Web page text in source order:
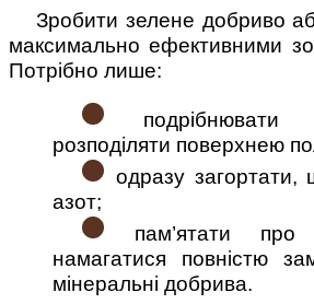
Зробити зелене добриво
максимально ефективними
Потрібно лише:
подрібнювати
розподіляти поверхнею
одразу
азот;
пам’ятати
намагатися повністю
мінеральні добрива.